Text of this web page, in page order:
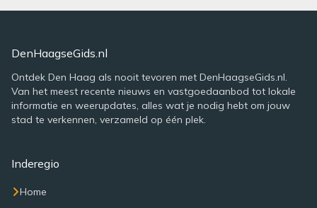
DenHaagseGids.nl
Ontdek Den Haag als nooit tevoren met DenHaagseGids.nl.
Van het meest recente nieuws en vastgoedaanbod tot lokale
informatie en weerupdates, alles wat je nodig hebt om jouw
stad te verkennen, verzameld op één plek.
Inderegio
Home